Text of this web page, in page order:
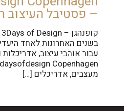
– פסטיבל העיצוב
בשנים האחרונות לאחד
עבור אוהבי עיצוב,
מעצבים, אדריכלים […]